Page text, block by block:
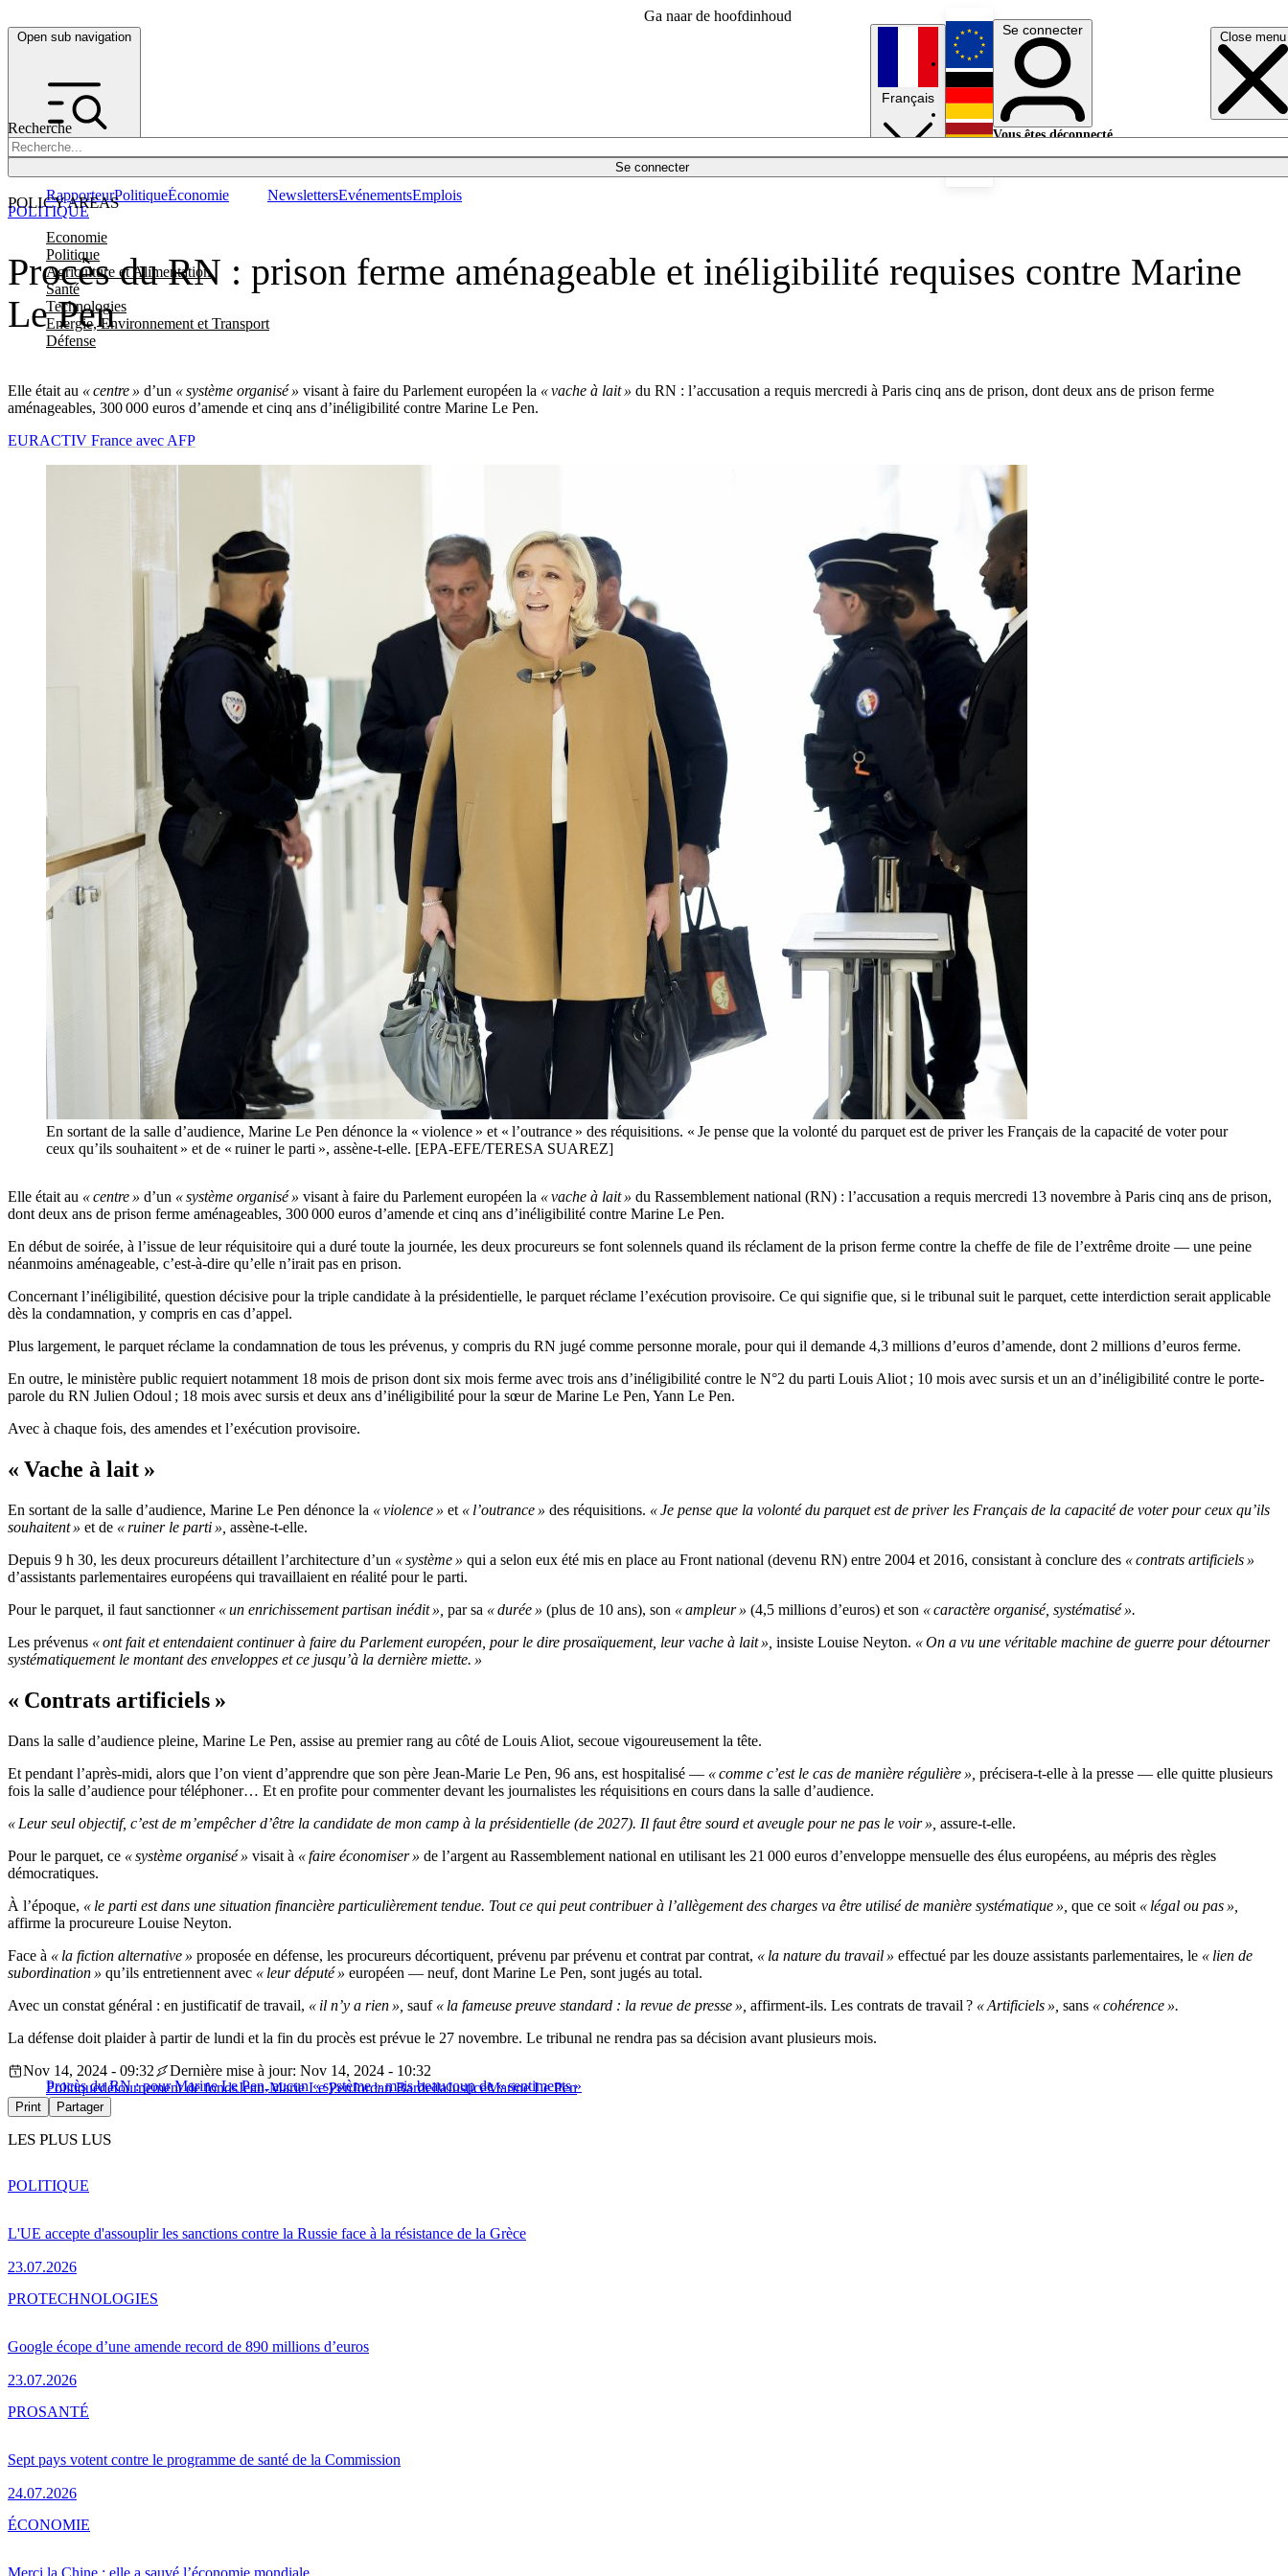
Ga naar de hoofdinhoud
Open sub navigation Close menu
Recherche
Se connecter
POLICY AREAS
Economie
Politique
Agriculture et Alimentation
Santé
Technologies
Energie, Environnement et Transport
Défense
RapporteurPolitiqueÉconomie NewslettersEvénementsEmplois
Français
English
Deutsch
Se connecter
Vous êtes déconnecté.
Procès du RN : prison ferme aménageable et inéligibilité requises contre Marine
Le Pen
Elle était au « centre » d’un « système organisé » visant à faire du Parlement européen la « vache à lait » du RN : l’accusation a requis mercredi à Paris cinq ans de prison, dont deux ans de prison ferme
aménageables, 300 000 euros d’amende et cinq ans d’inéligibilité contre Marine Le Pen.
POLITIQUE
EURACTIV France avec AFP
En sortant de la salle d’audience, Marine Le Pen dénonce la « violence » et « l’outrance » des réquisitions. « Je pense que la volonté du parquet est de priver les Français de la capacité de voter pour
ceux qu’ils souhaitent » et de « ruiner le parti », assène-t-elle. [EPA-EFE/TERESA SUAREZ]
Elle était au « centre » d’un « système organisé » visant à faire du Parlement européen la « vache à lait » du Rassemblement national (RN) : l’accusation a requis mercredi 13 novembre à Paris cinq ans de prison,
dont deux ans de prison ferme aménageables, 300 000 euros d’amende et cinq ans d’inéligibilité contre Marine Le Pen.
En début de soirée, à l’issue de leur réquisitoire qui a duré toute la journée, les deux procureurs se font solennels quand ils réclament de la prison ferme contre la cheffe de file de l’extrême droite — une peine
néanmoins aménageable, c’est-à-dire qu’elle n’irait pas en prison.
Concernant l’inéligibilité, question décisive pour la triple candidate à la présidentielle, le parquet réclame l’exécution provisoire. Ce qui signifie que, si le tribunal suit le parquet, cette interdiction serait applicable
dès la condamnation, y compris en cas d’appel.
Plus largement, le parquet réclame la condamnation de tous les prévenus, y compris du RN jugé comme personne morale, pour qui il demande 4,3 millions d’euros d’amende, dont 2 millions d’euros ferme.
En outre, le ministère public requiert notamment 18 mois de prison dont six mois ferme avec trois ans d’inéligibilité contre le N°2 du parti Louis Aliot ; 10 mois avec sursis et un an d’inéligibilité contre le porte-
parole du RN Julien Odoul ; 18 mois avec sursis et deux ans d’inéligibilité pour la sœur de Marine Le Pen, Yann Le Pen.
Avec à chaque fois, des amendes et l’exécution provisoire.
« Vache à lait »
En sortant de la salle d’audience, Marine Le Pen dénonce la « violence » et « l’outrance » des réquisitions. « Je pense que la volonté du parquet est de priver les Français de la capacité de voter pour ceux qu’ils
souhaitent » et de « ruiner le parti », assène-t-elle.
Depuis 9 h 30, les deux procureurs détaillent l’architecture d’un « système » qui a selon eux été mis en place au Front national (devenu RN) entre 2004 et 2016, consistant à conclure des « contrats artificiels »
d’assistants parlementaires européens qui travaillaient en réalité pour le parti.
Pour le parquet, il faut sanctionner « un enrichissement partisan inédit », par sa « durée » (plus de 10 ans), son « ampleur » (4,5 millions d’euros) et son « caractère organisé, systématisé ».
Les prévenus « ont fait et entendaient continuer à faire du Parlement européen, pour le dire prosaïquement, leur vache à lait », insiste Louise Neyton. « On a vu une véritable machine de guerre pour détourner
systématiquement le montant des enveloppes et ce jusqu’à la dernière miette. »
« Contrats artificiels »
Dans la salle d’audience pleine, Marine Le Pen, assise au premier rang au côté de Louis Aliot, secoue vigoureusement la tête.
Et pendant l’après-midi, alors que l’on vient d’apprendre que son père Jean-Marie Le Pen, 96 ans, est hospitalisé — « comme c’est le cas de manière régulière », précisera-t-elle à la presse — elle quitte plusieurs
fois la salle d’audience pour téléphoner… Et en profite pour commenter devant les journalistes les réquisitions en cours dans la salle d’audience.
« Leur seul objectif, c’est de m’empêcher d’être la candidate de mon camp à la présidentielle (de 2027). Il faut être sourd et aveugle pour ne pas le voir », assure-t-elle.
Pour le parquet, ce « système organisé » visait à « faire économiser » de l’argent au Rassemblement national en utilisant les 21 000 euros d’enveloppe mensuelle des élus européens, au mépris des règles
démocratiques.
À l’époque, « le parti est dans une situation financière particulièrement tendue. Tout ce qui peut contribuer à l’allègement des charges va être utilisé de manière systématique », que ce soit « légal ou pas »,
affirme la procureure Louise Neyton.
Face à « la fiction alternative » proposée en défense, les procureurs décortiquent, prévenu par prévenu et contrat par contrat, « la nature du travail » effectué par les douze assistants parlementaires, le « lien de
subordination » qu’ils entretiennent avec « leur député » européen — neuf, dont Marine Le Pen, sont jugés au total.
Avec un constat général : en justificatif de travail, « il n’y a rien », sauf « la fameuse preuve standard : la revue de presse », affirment-ils. Les contrats de travail ? « Artificiels », sans « cohérence ».
La défense doit plaider à partir de lundi et la fin du procès est prévue le 27 novembre. Le tribunal ne rendra pas sa décision avant plusieurs mois.
Procès du RN : pour Marine Le Pen, aucun « système » mais beaucoup de « sentiments »
Nov 14, 2024 - 09:32
Dernière mise à jour: Nov 14, 2024 - 10:32
Politiquedétournement de fondsJean-Marie Le PenJordan BardellaJusticeMarine Le Pen
Print Partager
LES PLUS LUS
L'UE accepte d'assouplir les sanctions contre la Russie face à la résistance de la Grèce
23.07.2026
POLITIQUE
Google écope d’une amende record de 890 millions d’euros
23.07.2026
PROTECHNOLOGIES
Sept pays votent contre le programme de santé de la Commission
24.07.2026
PROSANTÉ
ÉCONOMIE